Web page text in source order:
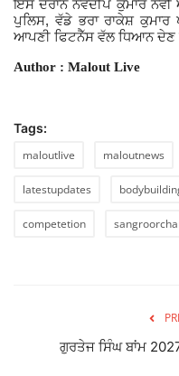
Contact Us
ਇਸ ਦੌਰਾਨ ਨਵਦੀਪ ਕੁਮਾਰ ਨਵੀ
ਪੁਲਿਸ, ਵੱਡੇ ਭਰਾ ਰਾਕੇਸ਼
ਆਪਣੀ ਫਿਟਨੈੱਸ ਵੱਲ ਧਿਆਨ ਦੇਣ
Author : Malout Live
Tags:
maloutlive
maloutnews
latestupdates
competetion
ਗੁਰਤੇਜ ਸਿੰਘ ਬਾਂਮ